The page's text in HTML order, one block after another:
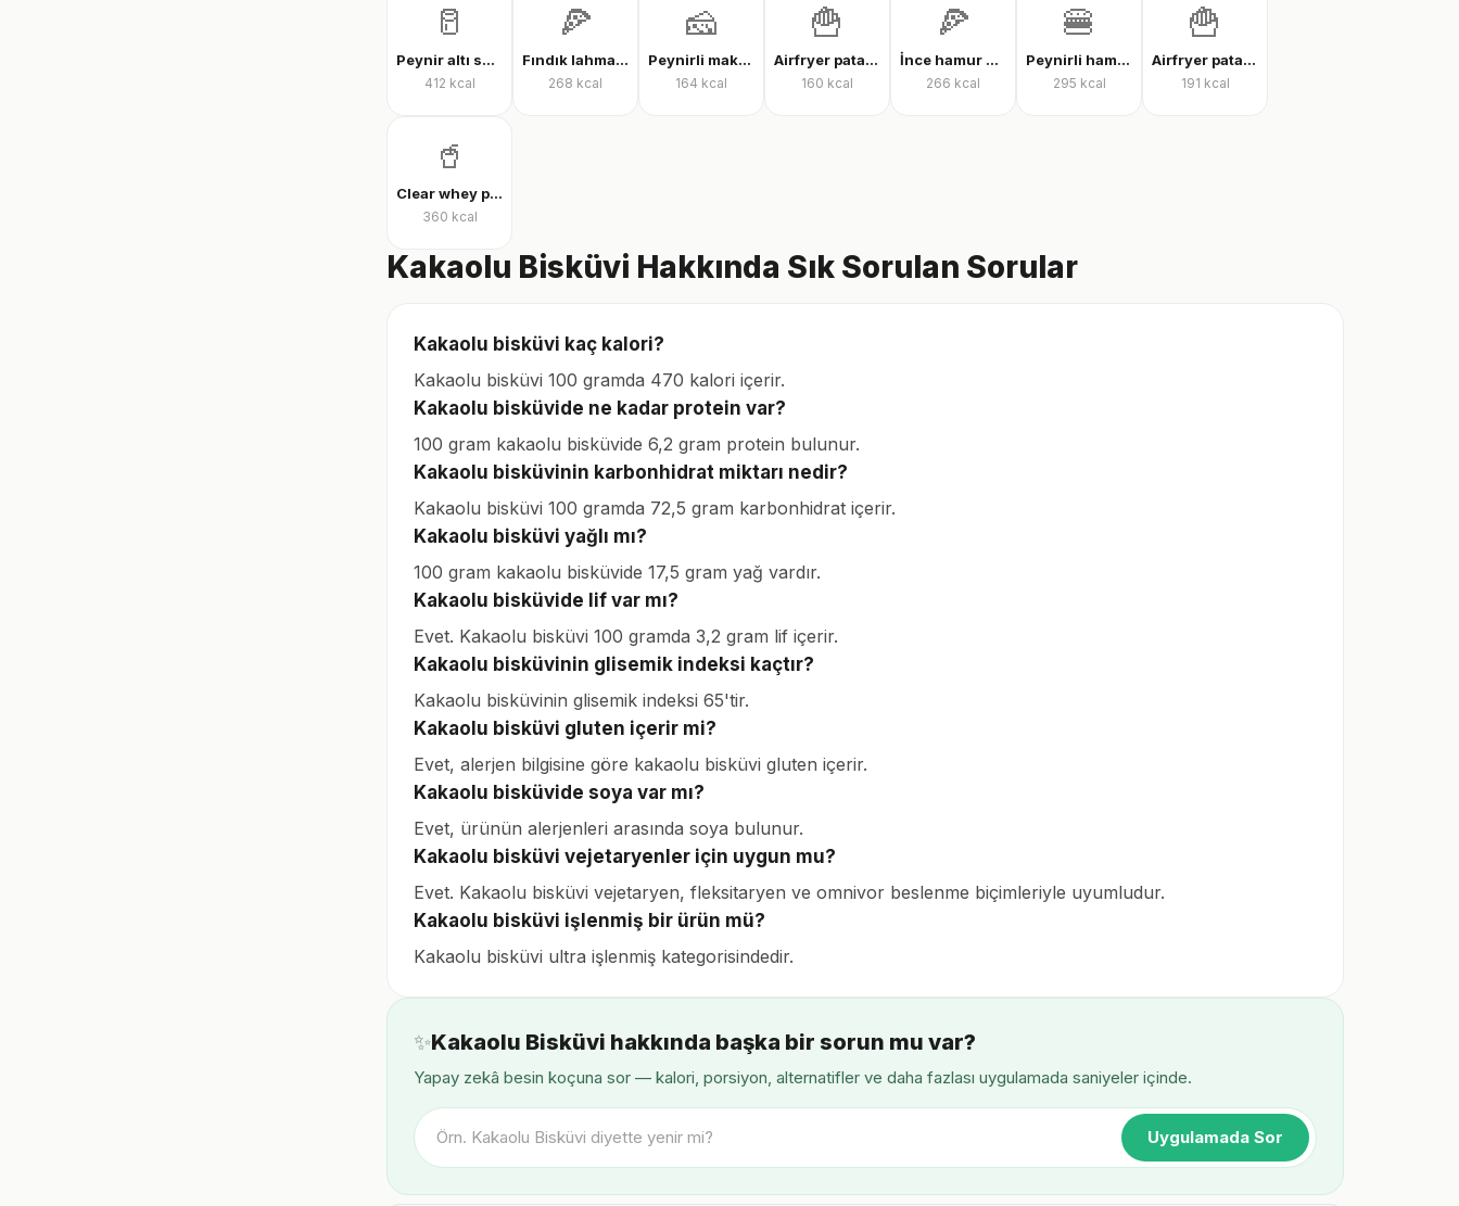
🥛
Peynir altı suyu protein tozu
412 kcal
🍕
Fındık lahmacun
268 kcal
🧀
Peynirli makarna
164 kcal
🍟
Airfryer patates kızartması
160 kcal
🍕
İnce hamur karışık pizza
266 kcal
🍔
Peynirli hamburger
295 kcal
🍟
Airfryer patates kızartması
191 kcal
🥤
Clear whey protein
360 kcal
Kakaolu Bisküvi Hakkında Sık Sorulan Sorular
Kakaolu bisküvi kaç kalori?
Kakaolu bisküvi 100 gramda 470 kalori içerir.
Kakaolu bisküvide ne kadar protein var?
100 gram kakaolu bisküvide 6,2 gram protein bulunur.
Kakaolu bisküvinin karbonhidrat miktarı nedir?
Kakaolu bisküvi 100 gramda 72,5 gram karbonhidrat içerir.
Kakaolu bisküvi yağlı mı?
100 gram kakaolu bisküvide 17,5 gram yağ vardır.
Kakaolu bisküvide lif var mı?
Evet. Kakaolu bisküvi 100 gramda 3,2 gram lif içerir.
Kakaolu bisküvinin glisemik indeksi kaçtır?
Kakaolu bisküvinin glisemik indeksi 65'tir.
Kakaolu bisküvi gluten içerir mi?
Evet, alerjen bilgisine göre kakaolu bisküvi gluten içerir.
Kakaolu bisküvide soya var mı?
Evet, ürünün alerjenleri arasında soya bulunur.
Kakaolu bisküvi vejetaryenler için uygun mu?
Evet. Kakaolu bisküvi vejetaryen, fleksitaryen ve omnivor beslenme biçimleriyle uyumludur.
Kakaolu bisküvi işlenmiş bir ürün mü?
Kakaolu bisküvi ultra işlenmiş kategorisindedir.
✨Kakaolu Bisküvi hakkında başka bir sorun mu var?
Yapay zekâ besin koçuna sor — kalori, porsiyon, alternatifler ve daha fazlası uygulamada saniyeler içinde.
Uygulamada Sor